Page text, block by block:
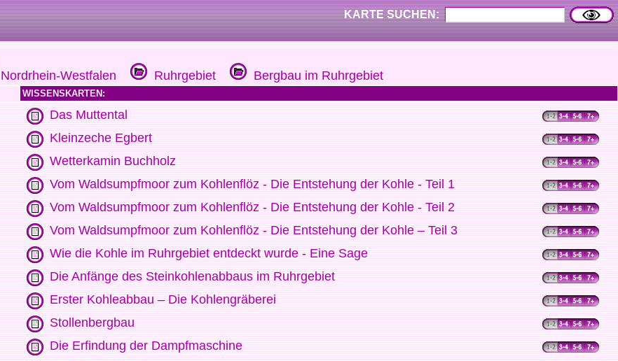
KARTE SUCHEN:
Nordrhein-Westfalen Ruhrgebiet Bergbau im Ruhrgebiet
WISSENSKARTEN:
Das Muttental
Kleinzeche Egbert
Wetterkamin Buchholz
Vom Waldsumpfmoor zum Kohlenflöz - Die Entstehung der Kohle - Teil 1
Vom Waldsumpfmoor zum Kohlenflöz - Die Entstehung der Kohle - Teil 2
Vom Waldsumpfmoor zum Kohlenflöz - Die Entstehung der Kohle – Teil 3
Wie die Kohle im Ruhrgebiet entdeckt wurde - Eine Sage
Die Anfänge des Steinkohlenabbaus im Ruhrgebiet
Erster Kohleabbau – Die Kohlengräberei
Stollenbergbau
Die Erfindung der Dampfmaschine